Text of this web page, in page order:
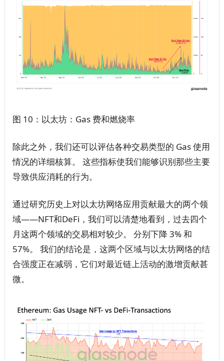
图 10：以太坊：Gas 费和燃烧率
除此之外，我们还可以评估各种交易类型的 Gas 使用
情况的详细核算。 这些指标使我们能够识别那些主要
导致供应消耗的行为。
通过研究历史上对以太坊网络应用贡献最大的两个领
域——NFT和DeFi，我们可以清楚地看到，过去四个
月这两个领域的交易相对较少。 分别下降 3% 和
57%。 我们的结论是，这两个区域与以太坊网络的结
合强度正在减弱，它们对最近链上活动的激增贡献甚
微。